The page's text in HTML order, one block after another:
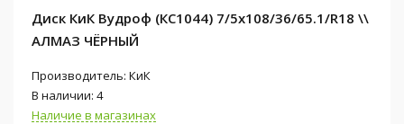
Диск КиК Вудроф (КС1044) 7/5x108/36/65.1/R18 \\
АЛМАЗ ЧЁРНЫЙ
Производитель: КиК
В наличии: 4
Наличие в магазинах